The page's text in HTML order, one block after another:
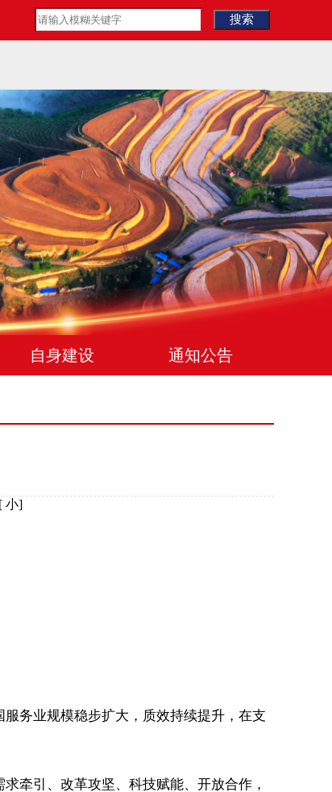
自身建设 通知公告
小]
务业规模稳步扩大，质效持续提升，在支
牵引、改革攻坚、科技赋能、开放合作，